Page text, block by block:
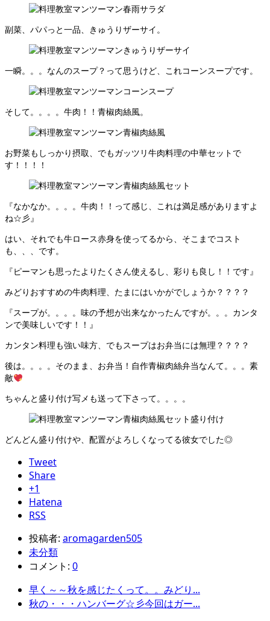
副菜、パパっと一品、きゅうりザーサイ。
一瞬。。。なんのスープ？って思うけど、これコーンスープです。
そして。。。。牛肉！！青椒肉絲風。
お野菜もしっかり摂取、でもガッツリ牛肉料理の中華セットで
す！！！！
『なかなか。。。。牛肉！！って感じ、これは満足感がありますよ
ね☆彡』
はい、それでも牛ロース赤身を使ってるから、そこまでコスト
も、、、です。
『ピーマンも思ったよりたくさん使えるし、彩りも良し！！です』
みどりおすすめの牛肉料理、たまにはいかがでしょうか？？？？
『スープが。。。。味の予想が出来なかったんですが。。。カンタ
ンで美味しいです！！』
カンタン料理も強い味方、でもスープはお弁当には無理？？？？
後は。。。。そのまま、お弁当！自作青椒肉絲弁当なんて。。。素
敵
ちゃんと盛り付け写メも送って下さって。。。。
どんどん盛り付けや、配置がよろしくなってる彼女でした◎
Tweet
Share
+1
Hatena
RSS
投稿者: aromagarden505
未分類
コメント: 0
早く～～秋を感じたくって。。みどり...
秋の・・・ハンバーグ☆彡今回はガー...